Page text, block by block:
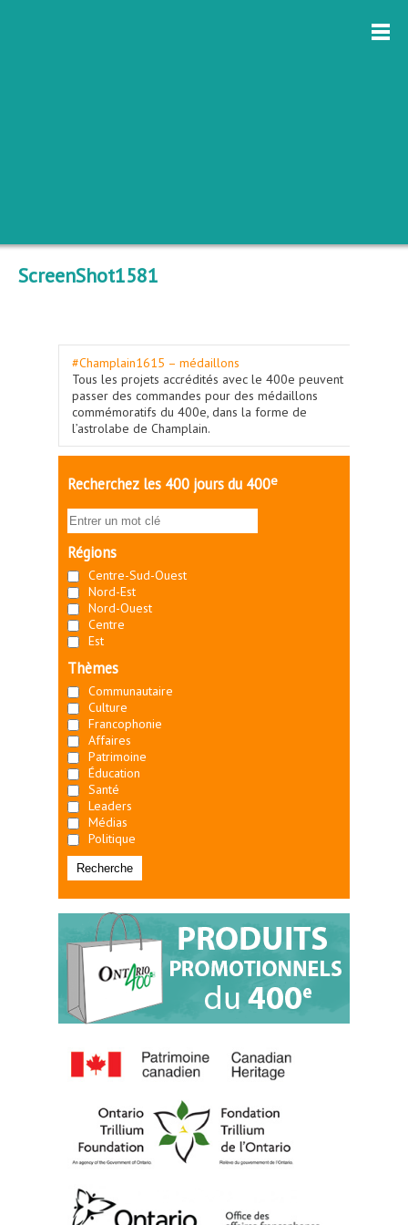
ScreenShot1581
#Champlain1615 – médaillons
Tous les projets accrédités avec le 400e peuvent
passer des commandes pour des médaillons
commémoratifs du 400e, dans la forme de
l’astrolabe de Champlain.
Recherchez les 400 jours du 400e
Régions
Centre-Sud-Ouest
Nord-Est
Nord-Ouest
Centre
Est
Thèmes
Communautaire
Culture
Francophonie
Affaires
Patrimoine
Éducation
Santé
Leaders
Médias
Politique